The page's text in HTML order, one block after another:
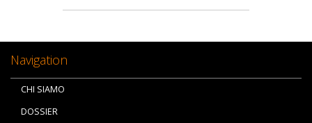
Navigation
CHI SIAMO
DOSSIER